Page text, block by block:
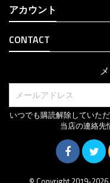
アカウント
CONTACT
いつでも購読解除していた
当店の連絡先